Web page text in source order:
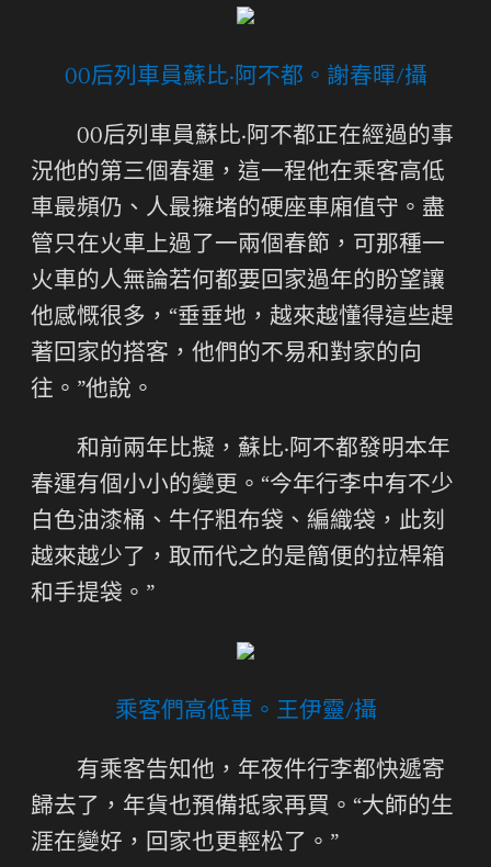
00后列車員蘇比·阿不都。謝春暉/攝
00后列車員蘇比·阿不都正在經過的事
況他的第三個春運，這一程他在乘客高低
車最頻仍、人最擁堵的硬座車廂值守。盡
管只在火車上過了一兩個春節，可那種一
火車的人無論若何都要回家過年的盼望讓
他感慨很多，“垂垂地，越來越懂得這些趕
著回家的搭客，他們的不易和對家的向
往。”他說。
和前兩年比擬，蘇比·阿不都發明本年
春運有個小小的變更。“今年行李中有不少
白色油漆桶、牛仔粗布袋、編織袋，此刻
越來越少了，取而代之的是簡便的拉桿箱
和手提袋。”
乘客們高低車。王伊靈/攝
有乘客告知他，年夜件行李都快遞寄
歸去了，年貨也預備抵家再買。“大師的生
涯在變好，回家也更輕松了。”